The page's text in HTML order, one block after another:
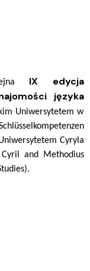
IX edycja
języka
Uniwersytetem w
Cyryla
and Methodius